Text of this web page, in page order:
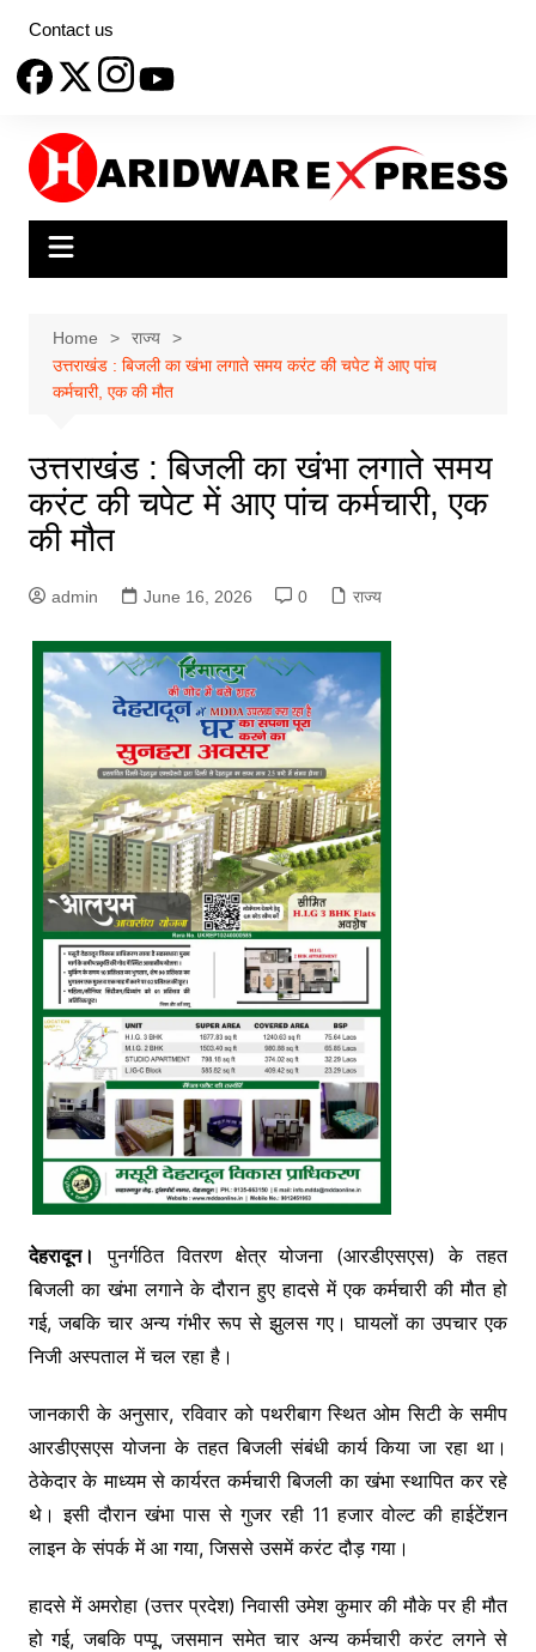
content
Contact us
Home
राज्य
उत्तराखंड : बिजली का खंभा लगाते समय करंट की चपेट में आए पांच
कर्मचारी, एक की मौत
उत्तराखंड : बिजली का खंभा लगाते समय
करंट की चपेट में आए पांच कर्मचारी, एक
की मौत
admin June 16, 2026 0 राज्य
देहरादून।
पुनर्गठित वितरण क्षेत्र योजना (आरडीएसएस) के तहत
बिजली का खंभा लगाने के दौरान हुए हादसे में एक कर्मचारी की मौत हो
गई, जबकि चार अन्य गंभीर रूप से झुलस गए। घायलों का उपचार एक
निजी अस्पताल में चल रहा है।
जानकारी के अनुसार, रविवार को पथरीबाग स्थित ओम सिटी के समीप
आरडीएसएस योजना के तहत बिजली संबंधी कार्य किया जा रहा था।
ठेकेदार के माध्यम से कार्यरत कर्मचारी बिजली का खंभा स्थापित कर रहे
थे। इसी दौरान खंभा पास से गुजर रही 11 हजार वोल्ट की हाईटेंशन
लाइन के संपर्क में आ गया, जिससे उसमें करंट दौड़ गया।
हादसे में अमरोहा (उत्तर प्रदेश) निवासी उमेश कुमार की मौके पर ही मौत
हो गई, जबकि पप्पू, जसमान समेत चार अन्य कर्मचारी करंट लगने से